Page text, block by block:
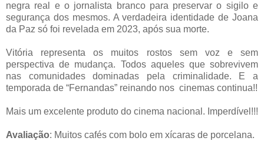
negra real e o jornalista branco para preservar o sigilo e
segurança dos mesmos. A verdadeira identidade de Joana
da Paz só foi revelada em 2023, após sua morte.
Vitória representa os muitos rostos sem voz e sem
perspectiva de mudança. Todos aqueles que sobrevivem
nas comunidades dominadas pela criminalidade. E a
temporada de “Fernandas” reinando nos cinemas continua!!
Mais um excelente produto do cinema nacional. Imperdível!!!
Avaliação: Muitos cafés com bolo em xícaras de porcelana.